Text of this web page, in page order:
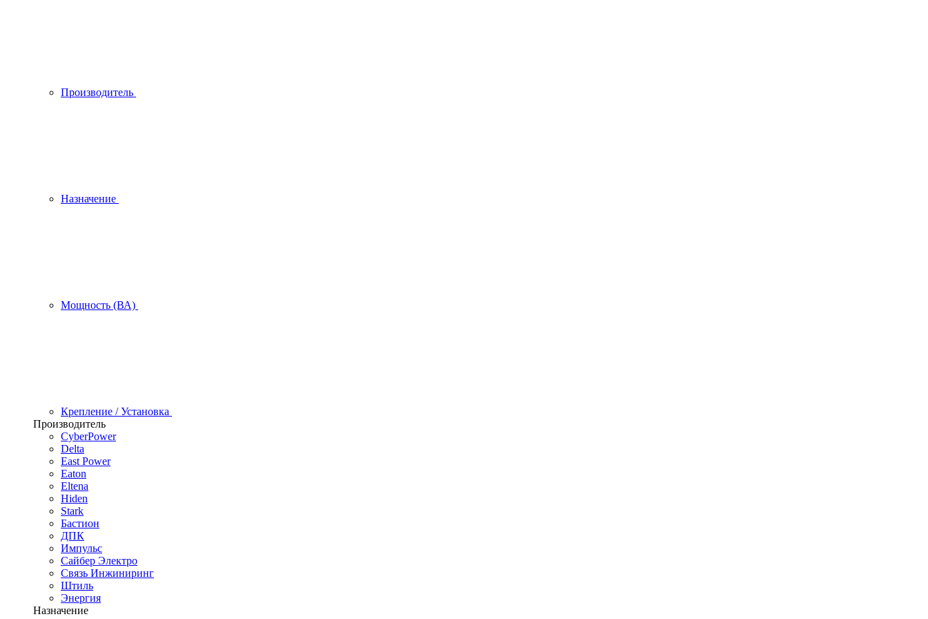
Производитель
Назначение
Мощность (ВА)
Крепление / Установка
Производитель
CyberPower
Delta
East Power
Eaton
Eltena
Hiden
Stark
Бастион
ДПК
Импульс
Сайбер Электро
Связь Инжиниринг
Штиль
Энергия
Назначение